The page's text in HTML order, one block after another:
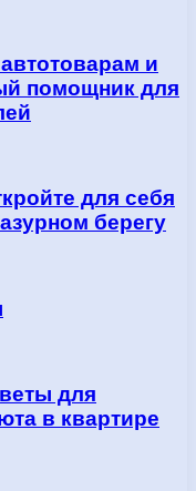
и
помощник для
для себя
берегу
для
в квартире